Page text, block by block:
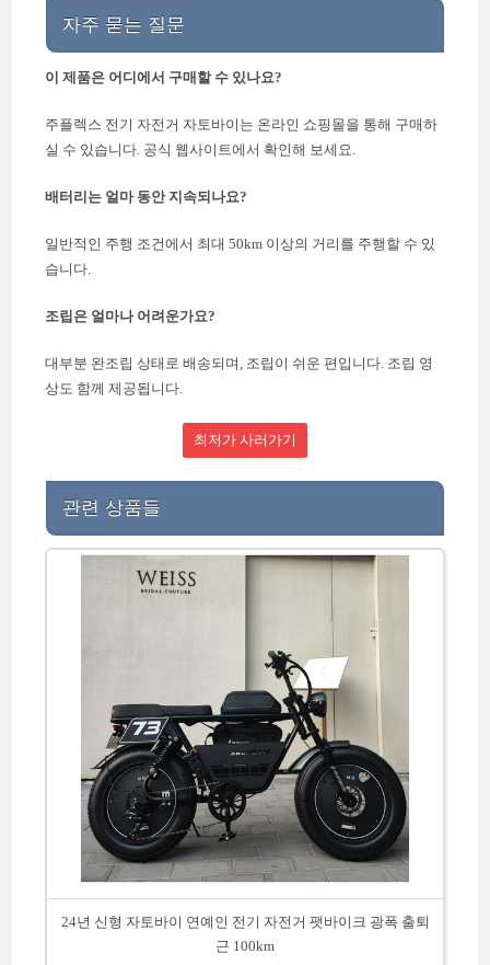
자주 묻는 질문
이 제품은 어디에서 구매할 수 있나요?
주플렉스 전기 자전거 자토바이는 온라인 쇼핑몰을 통해 구매하
실 수 있습니다. 공식 웹사이트에서 확인해 보세요.
배터리는 얼마 동안 지속되나요?
일반적인 주행 조건에서 최대 50km 이상의 거리를 주행할 수 있
습니다.
조립은 얼마나 어려운가요?
대부분 완조립 상태로 배송되며, 조립이 쉬운 편입니다. 조립 영
상도 함께 제공됩니다.
최저가 사러가기
관련 상품들
24년 신형 자토바이 연예인 전기 자전거 팻바이크 광폭 출퇴
근 100km